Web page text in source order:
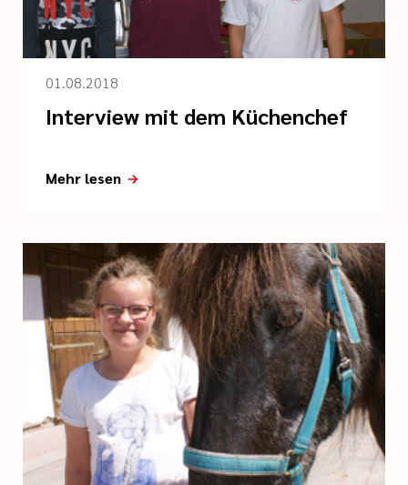
01.08.2018
Interview mit dem Küchenchef
Mehr lesen